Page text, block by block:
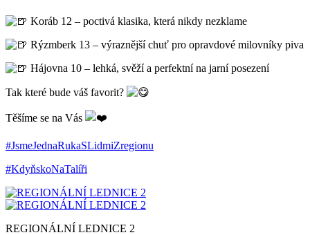
Koráb 12 – poctivá klasika, která nikdy nezklame
Rýzmberk 13 – výraznější chuť pro opravdové milovníky piva
Hájovna 10 – lehká, svěží a perfektní na jarní posezení
Tak které bude váš favorit?
Těšíme se na Vás
#JsmeJednaRukaSLidmiZregionu
#KdyňskoNaTalíři
REGIONÁLNÍ LEDNICE 2